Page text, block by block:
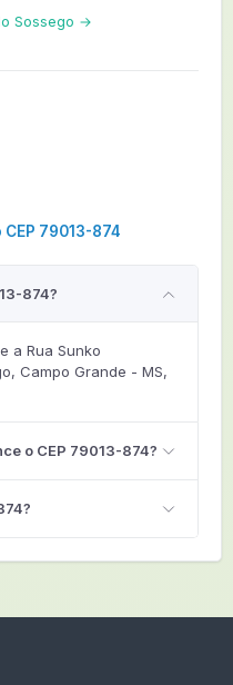
Sossego →
79013-874
874?
a Rua Sunko
Campo Grande - MS,
o CEP 79013-874?